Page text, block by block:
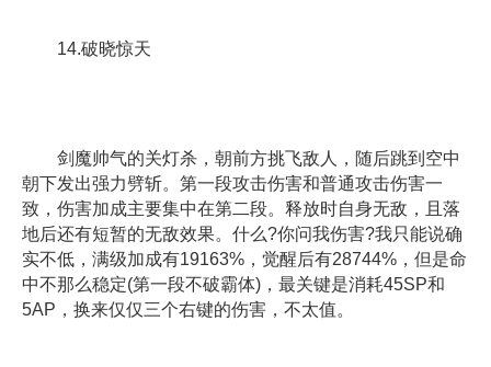
14.破晓惊天
剑魔帅气的关灯杀，朝前方挑飞敌人，随后跳到空中
朝下发出强力劈斩。第一段攻击伤害和普通攻击伤害一
致，伤害加成主要集中在第二段。释放时自身无敌，且落
地后还有短暂的无敌效果。什么?你问我伤害?我只能说确
实不低，满级加成有19163%，觉醒后有28744%，但是命
中不那么稳定(第一段不破霸体)，最关键是消耗45SP和
5AP，换来仅仅三个右键的伤害，不太值。